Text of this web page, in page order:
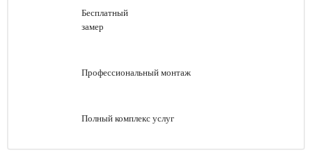
Бесплатный
замер
Профессиональный монтаж
Полный комплекс услуг